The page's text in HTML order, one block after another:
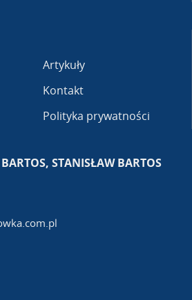
Artykuły
Kontakt
Polityka prywatności
STANISŁAW BARTOS